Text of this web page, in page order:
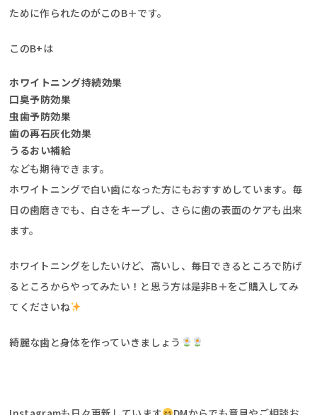
ために作られたのがこのB＋です。
このB+は
ホワイトニング持続効果
口臭予防効果
虫歯予防効果
歯の再石灰化効果
うるおい補給
なども期待できます。
ホワイトニングで白い歯になった方にもおすすめしています。毎
日の歯磨きでも、白さをキープし、さらに歯の表面のケアも出来
ます。
ホワイトニングをしたいけど、高いし、毎日できるところで防げ
るところからやってみたい！と思う方は是非B＋をご購入してみ
てくださいね
綺麗な歯と身体を作っていきましょう